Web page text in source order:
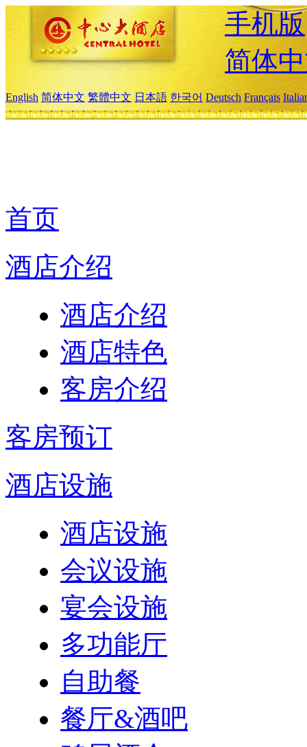
手机版
简体
English 简体中文 繁體中文 日本語 한국어 Deutsch Français
首页
酒店介绍
酒店介绍
酒店特色
客房介绍
客房预订
酒店设施
酒店设施
会议设施
宴会设施
多功能厅
自助餐
餐厅&酒吧